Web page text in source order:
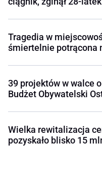
Tragedia w
śmiertelnie potrącona
39 projektów w walce
Budżet Obywatelski
Wielka rewitalizacja
pozyskało blisko 15